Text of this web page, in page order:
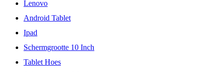
Lenovo
Android Tablet
Ipad
Schermgrootte 10 Inch
Tablet Hoes